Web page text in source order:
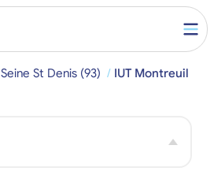
Seine St Denis (93) IUT Montreuil